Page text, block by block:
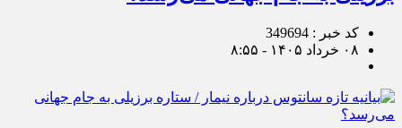
کد خبر : 349694
۰۸ خرداد ۱۴۰۵ - ۸:۵۵